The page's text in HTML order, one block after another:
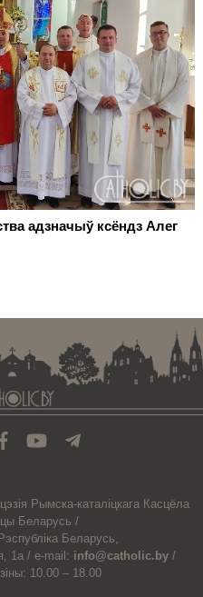
адзначыў ксёндз Алег
Рымска-каталіцкага Касцёла
Беларусь /
Рэспубліка Беларусь,
1а / e-mail: info@catholic.by /
10.00 – 18.00